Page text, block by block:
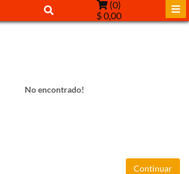
(0)
$ 0,00
No encontrado!
Continuar